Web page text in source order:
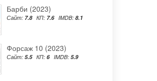
Барби (2023)
Сайт: 7.8 КП: 7.6 IMDB: 8.1
Форсаж 10 (2023)
Сайт: 5.5 КП: 6 IMDB: 5.9